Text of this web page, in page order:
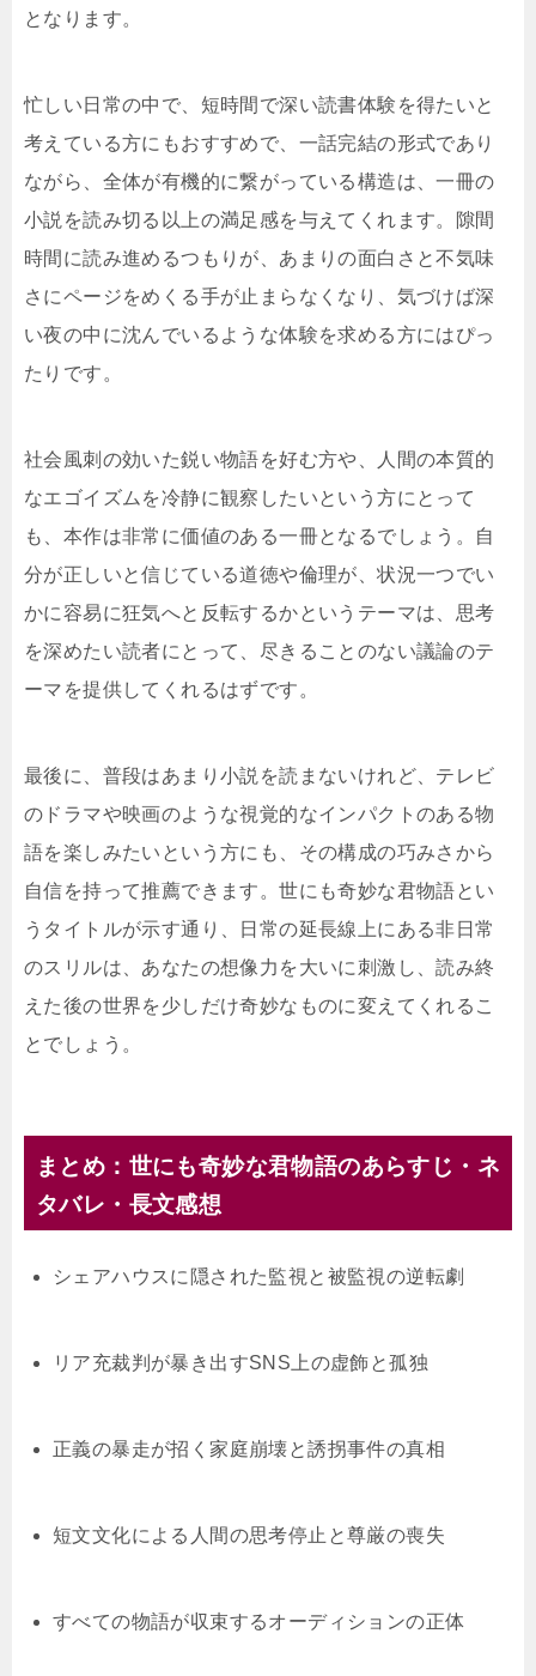
となります。
忙しい日常の中で、短時間で深い読書体験を得たいと
考えている方にもおすすめで、一話完結の形式であり
ながら、全体が有機的に繋がっている構造は、一冊の
小説を読み切る以上の満足感を与えてくれます。隙間
時間に読み進めるつもりが、あまりの面白さと不気味
さにページをめくる手が止まらなくなり、気づけば深
い夜の中に沈んでいるような体験を求める方にはぴっ
たりです。
社会風刺の効いた鋭い物語を好む方や、人間の本質的
なエゴイズムを冷静に観察したいという方にとって
も、本作は非常に価値のある一冊となるでしょう。自
分が正しいと信じている道徳や倫理が、状況一つでい
かに容易に狂気へと反転するかというテーマは、思考
を深めたい読者にとって、尽きることのない議論のテ
ーマを提供してくれるはずです。
最後に、普段はあまり小説を読まないけれど、テレビ
のドラマや映画のような視覚的なインパクトのある物
語を楽しみたいという方にも、その構成の巧みさから
自信を持って推薦できます。世にも奇妙な君物語とい
うタイトルが示す通り、日常の延長線上にある非日常
のスリルは、あなたの想像力を大いに刺激し、読み終
えた後の世界を少しだけ奇妙なものに変えてくれるこ
とでしょう。
まとめ：世にも奇妙な君物語のあらすじ・ネ
タバレ・長文感想
シェアハウスに隠された監視と被監視の逆転劇
リア充裁判が暴き出すSNS上の虚飾と孤独
正義の暴走が招く家庭崩壊と誘拐事件の真相
短文文化による人間の思考停止と尊厳の喪失
すべての物語が収束するオーディションの正体